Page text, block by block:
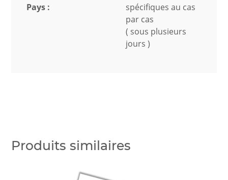
Pays :
spécifiques au cas
par cas
( sous plusieurs
jours )
Produits similaires